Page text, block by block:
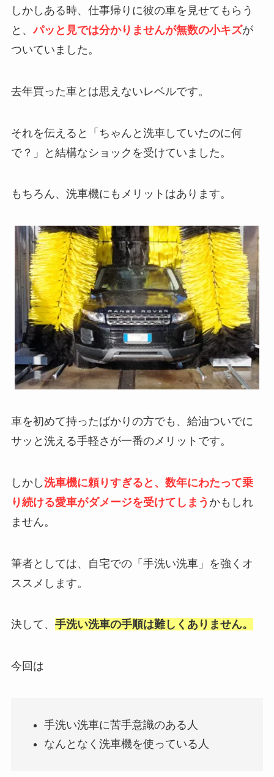
しかしある時、仕事帰りに彼の車を見せてもらう
と、パッと見では分かりませんが無数の小キズが
ついていました。
去年買った車とは思えないレベルです。
それを伝えると「ちゃんと洗車していたのに何
で？」と結構なショックを受けていました。
もちろん、洗車機にもメリットはあります。
車を初めて持ったばかりの方でも、給油ついでに
サッと洗える手軽さが一番のメリットです。
しかし洗車機に頼りすぎると、数年にわたって乗
り続ける愛車がダメージを受けてしまう かもしれ
ません。
筆者としては、自宅での「手洗い洗車」を強くオ
ススメします。
決して、 手洗い洗車の手順は難しくありません。
今回は
手洗い洗車に苦手意識のある人
なんとなく洗車機を使っている人